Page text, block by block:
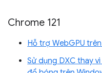
Chrome 121
Hỗ trợ WebGPU
Sử dụng DXC thay